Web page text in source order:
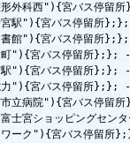
科西"){宮バス停留所
"){宮バス停留所
"){宮バス停留所
宮バス停留所};};
宮バス停留所};};
宮バス停留所};};
病院"){宮バス停留所
ショッピングセンタ
ク"){宮バス停留所